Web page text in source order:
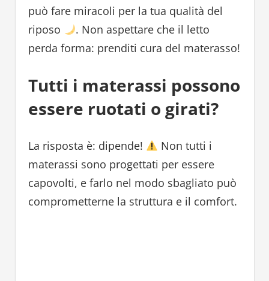
può fare miracoli per la tua qualità del
riposo
. Non aspettare che il letto
perda forma: prenditi cura del materasso!
Tutti i materassi possono
essere ruotati o girati?
La risposta è: dipende!
Non tutti i
materassi sono progettati per essere
capovolti, e farlo nel modo sbagliato può
comprometterne la struttura e il comfort.